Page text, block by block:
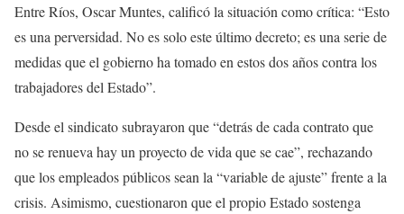
Entre Ríos, Oscar Muntes, calificó la situación como crítica: “Esto
es una perversidad. No es solo este último decreto; es una serie de
medidas que el gobierno ha tomado en estos dos años contra los
trabajadores del Estado”.
Desde el sindicato subrayaron que “detrás de cada contrato que
no se renueva hay un proyecto de vida que se cae”, rechazando
que los empleados públicos sean la “variable de ajuste” frente a la
crisis. Asimismo, cuestionaron que el propio Estado sostenga